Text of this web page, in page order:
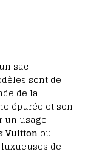
sac
sont de
de la
épurée et son
un usage
Vuitton ou
de